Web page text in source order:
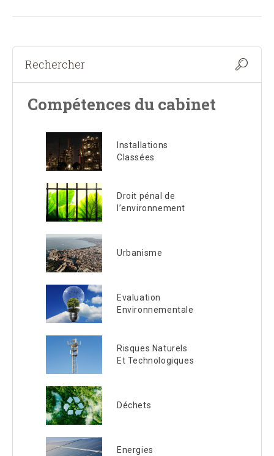
Compétences du cabinet
Installations
Classées
Droit pénal de
l’environnement
Urbanisme
Evaluation
Environnementale
Risques Naturels
Et Technologiques
Déchets
Energies